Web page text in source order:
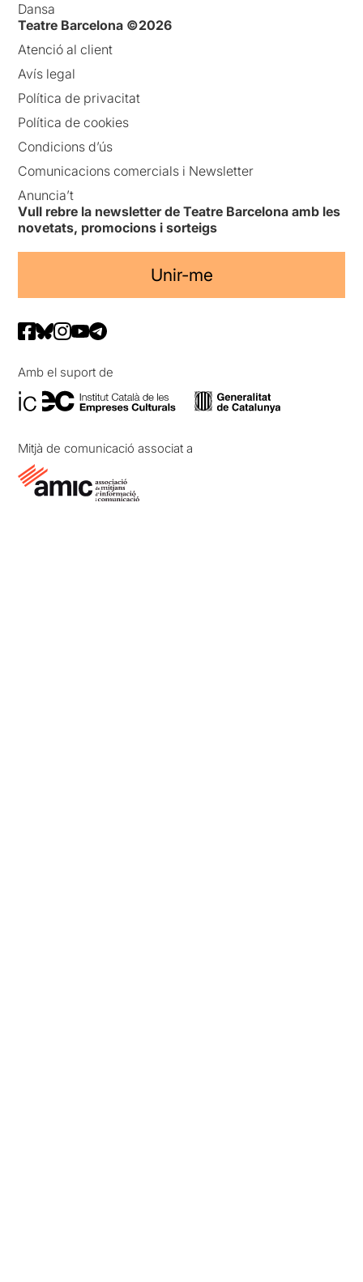
Dansa
Teatre Barcelona ©2026
Atenció al client
Avís legal
Política de privacitat
Política de cookies
Condicions d’ús
Comunicacions comercials i Newsletter
Anuncia’t
Vull rebre la newsletter de Teatre Barcelona amb les
novetats, promocions i sorteigs
Unir-me
Amb el suport de
Mitjà de comunicació associat a